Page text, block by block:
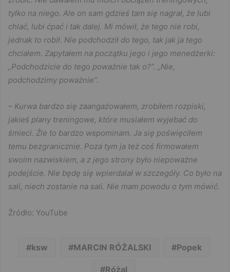
tylko na niego. Ale on sam gdzieś tam się nagrał, że lubi
chlać, lubi ćpać i tak dalej. Mi mówił, że tego nie robi,
jednak to robił. Nie podchodził do tego, tak jak ja tego
chciałem. Zapytałem na początku jego i jego menedżerki:
„Podchodzicie do tego poważnie tak o?”. „Nie,
podchodzimy poważnie”.
– Kurwa bardzo się zaangażowałem, zrobiłem rozpiski,
jakieś plany treningowe, które musiałem wyjebać do
śmieci. Źle to bardzo wspominam. Ja się poświęciłem
temu bezgranicznie. Poza tym ja też coś firmowałem
swoim nazwiskiem, a z jego strony było niepoważne
podejście. Nie będę się wpierdalał w szczegóły. Co było na
sali, niech zostanie na sali. Nie mam powodu o tym mówić.
Źródło: YouTube
ksw MARCIN RÓŻALSKI Popek
Różal